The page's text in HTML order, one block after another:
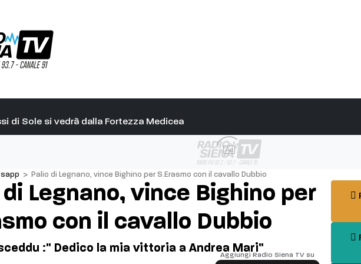
di Sole si vedrà dalla Fortezza Medicea
Ad
> Palio di Legnano, vince Bighino per S.Erasmo con il cavallo Dubbio
di Legnano, vince Bighino per
con il cavallo Dubbio
:" Dedico la mia vittoria a Andrea Mari"
Aggiungi Radio Siena TV su